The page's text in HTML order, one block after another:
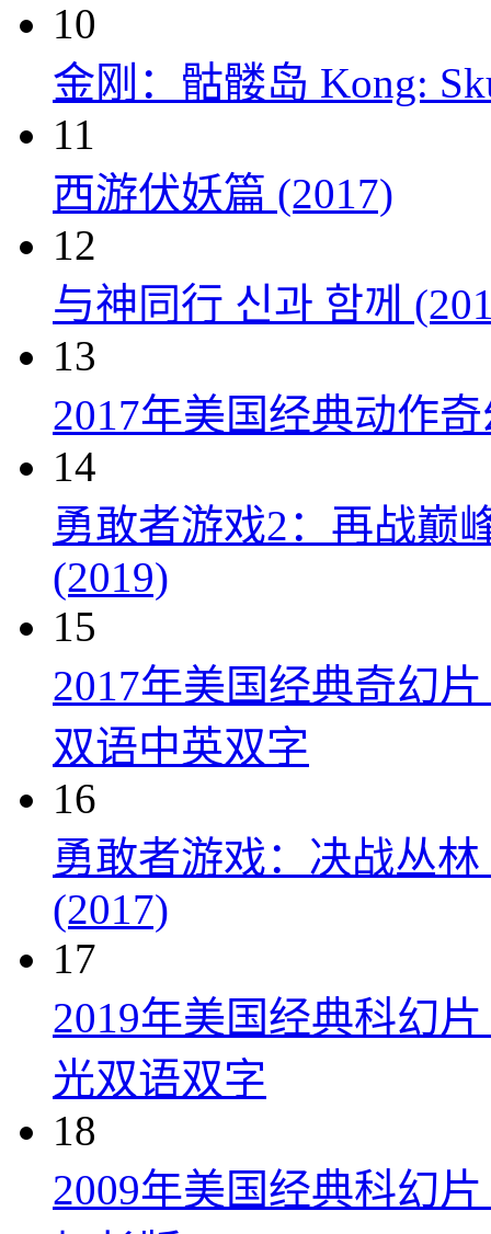
10
金刚：骷髅岛 Kong:
11
西游伏妖篇 (2017)
12
与神同行 신과 함께
13
2017年美国经典动作
14
勇敢者游戏2：再战巅
(2019)
15
2017年美国经典奇幻
双语中英双字
16
勇敢者游戏：决战丛林
(2017)
17
2019年美国经典科幻
光双语双字
18
2009年美国经典科幻